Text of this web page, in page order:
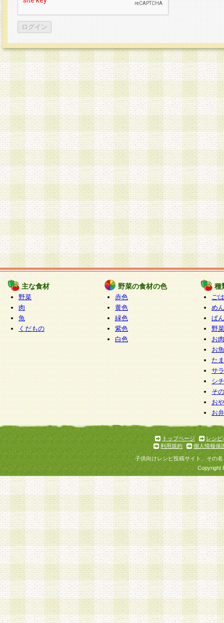
主な食材
野菜
肉
魚
くだもの
野菜の食材の色
赤色
黄色
緑色
紫色
白色
種
ご
めん
ぱん
野
お
お
た
サ
シ
そ
お
お
トップページ
レシピ
利用規約
個人情報保
子供向けレシピ投稿サイト、その
Copyright